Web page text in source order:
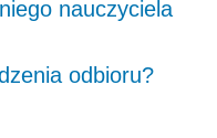
nauczyciela
odbioru?